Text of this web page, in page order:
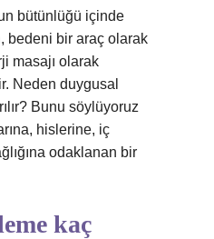
bütünlüğü içinde
bedeni bir araç olarak
masajı olarak
Neden duygusal
Bunu söylüyoruz
hislerine, iç
odaklanan bir
kaç